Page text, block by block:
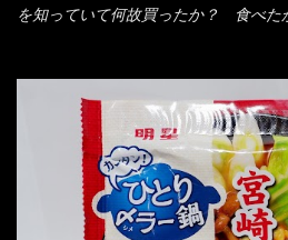
部カップの中でカオス状態。 これ特
りました～ 熱湯によりカップ内に対
ている～ 隣に用意したのが、ホワイ
へ内容物を全て移すのと同時に、スー
させる。 箸で麺から移動させ、具と
りました。 良い感じではないか！ や
カップの壁面に残っていたので、ぜー
を知っていて何故買ったか？ 食べた
てみないといけないじゃん！（知るの
は食べた事あるのよ！でもここ数年は
品揃えも上じゃん！ だって話題性の
うが無いじゃん！ 日本で話題性が無
ぇ～ 袋麺と云えば【サッポロ一番】
に革新的な袋麺が出た！ それは『マ